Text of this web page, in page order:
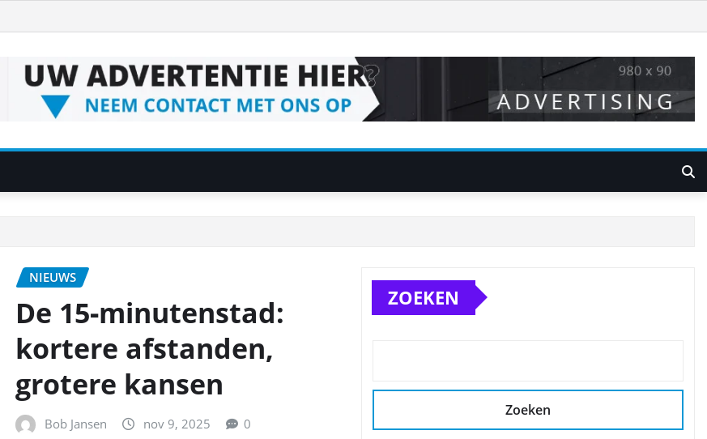
NIEUWS
De 15‑minutenstad:
kortere afstanden,
grotere kansen
Bob Jansen nov 9, 2025 0
ZOEKEN
Zoeken